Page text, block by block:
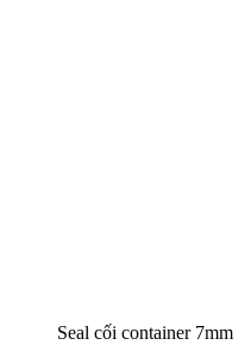
Seal cối container 7mm